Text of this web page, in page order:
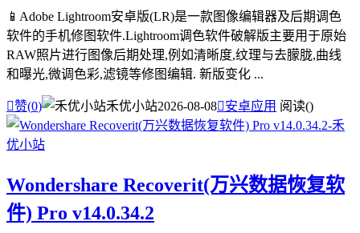
📱Adobe Lightroom安卓版(LR)是一款图像编辑器及后期调色
软件的手机修图软件.Lightroom调色软件破解版主要用于原始
RAW照片进行图像后期处理,例如清晰度,纹理与去朦胧,曲线
和曝光,微调色彩,滤镜等修图编辑. 新版变化 ...
赞(0) 禾优小站2026-08-08安卓应用 阅读()
Wondershare Recoverit(万兴数据恢复软
件) Pro v14.0.34.2